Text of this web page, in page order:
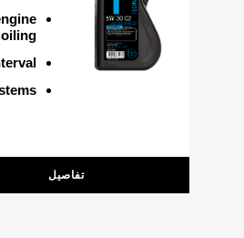
oiling
تفاصيل